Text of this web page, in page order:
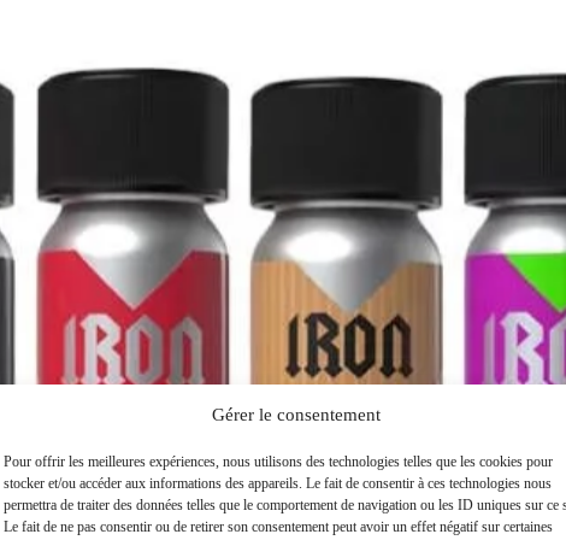
Gérer le consentement
Pour offrir les meilleures expériences, nous utilisons des technologies telles que les cookies pour
stocker et/ou accéder aux informations des appareils. Le fait de consentir à ces technologies nous
permettra de traiter des données telles que le comportement de navigation ou les ID uniques sur ce
Le fait de ne pas consentir ou de retirer son consentement peut avoir un effet négatif sur certaines